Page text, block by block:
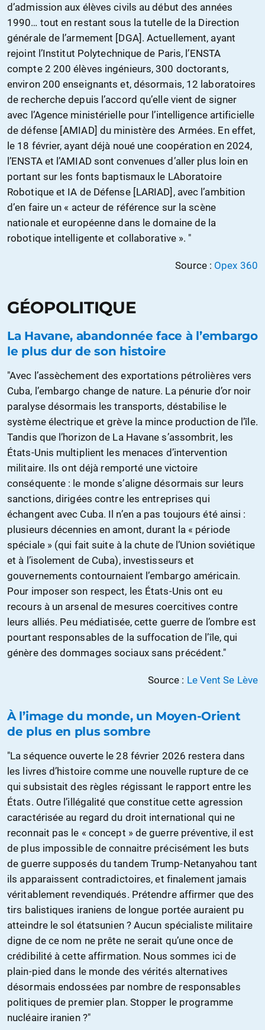
d’admission aux élèves civils au début des années
1990… tout en restant sous la tutelle de la Direction
générale de l’armement [DGA]. Actuellement, ayant
rejoint l’Institut Polytechnique de Paris, l’ENSTA
compte 2 200 élèves ingénieurs, 300 doctorants,
environ 200 enseignants et, désormais, 12 laboratoires
de recherche depuis l’accord qu’elle vient de signer
avec l’Agence ministérielle pour l’intelligence artificielle
de défense [AMIAD] du ministère des Armées. En effet,
le 18 février, ayant déjà noué une coopération en 2024,
l’ENSTA et l’AMIAD sont convenues d’aller plus loin en
portant sur les fonts baptismaux le LAboratoire
Robotique et IA de Défense [LARIAD], avec l’ambition
d’en faire un « acteur de référence sur la scène
nationale et européenne dans le domaine de la
robotique intelligente et collaborative ». "
Source : Opex 360
GÉOPOLITIQUE
La Havane, abandonnée face à l’embargo
le plus dur de son histoire
"Avec l’assèchement des exportations pétrolières vers
Cuba, l’embargo change de nature. La pénurie d’or noir
paralyse désormais les transports, déstabilise le
système électrique et grève la mince production de l’île.
Tandis que l’horizon de La Havane s’assombrit, les
États-Unis multiplient les menaces d’intervention
militaire. Ils ont déjà remporté une victoire
conséquente : le monde s’aligne désormais sur leurs
sanctions, dirigées contre les entreprises qui
échangent avec Cuba. Il n’en a pas toujours été ainsi :
plusieurs décennies en amont, durant la « période
spéciale » (qui fait suite à la chute de l’Union soviétique
et à l’isolement de Cuba), investisseurs et
gouvernements contournaient l’embargo américain.
Pour imposer son respect, les États-Unis ont eu
recours à un arsenal de mesures coercitives contre
leurs alliés. Peu médiatisée, cette guerre de l’ombre est
pourtant responsables de la suffocation de l’île, qui
génère des dommages sociaux sans précédent."
Source : Le Vent Se Lève
À l’image du monde, un Moyen-Orient
de plus en plus sombre
"La séquence ouverte le 28 février 2026 restera dans
les livres d’histoire comme une nouvelle rupture de ce
qui subsistait des règles régissant le rapport entre les
États. Outre l’illégalité que constitue cette agression
caractérisée au regard du droit international qui ne
reconnait pas le « concept » de guerre préventive, il est
de plus impossible de connaitre précisément les buts
de guerre supposés du tandem Trump-Netanyahou tant
ils apparaissent contradictoires, et finalement jamais
véritablement revendiqués. Prétendre affirmer que des
tirs balistiques iraniens de longue portée auraient pu
atteindre le sol étatsunien ? Aucun spécialiste militaire
digne de ce nom ne prête ne serait qu’une once de
crédibilité à cette affirmation. Nous sommes ici de
plain-pied dans le monde des vérités alternatives
désormais endossées par nombre de responsables
politiques de premier plan. Stopper le programme
nucléaire iranien ?"